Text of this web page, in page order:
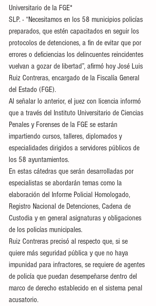
Universitario de la FGE*
SLP. - “Necesitamos en los 58 municipios policías
preparados, que estén capacitados en seguir los
protocolos de detenciones, a fin de evitar que por
errores o deficiencias los delincuentes reincidentes
vuelvan a gozar de libertad”, afirmó hoy José Luis
Ruiz Contreras, encargado de la Fiscalía General
del Estado (FGE).
Al señalar lo anterior, el juez con licencia informó
que a través del Instituto Universitario de Ciencias
Penales y Forenses de la FGE se estarán
impartiendo cursos, talleres, diplomados y
especialidades dirigidos a servidores públicos de
los 58 ayuntamientos.
En estas cátedras que serán desarrolladas por
especialistas se abordarán temas como la
elaboración del Informe Policial Homologado,
Registro Nacional de Detenciones, Cadena de
Custodia y en general asignaturas y obligaciones
de los policías municipales.
Ruiz Contreras precisó al respecto que, si se
quiere más seguridad pública y que no haya
impunidad para infractores, se requiere de agentes
de policía que puedan desempeñarse dentro del
marco de derecho establecido en el sistema penal
acusatorio.